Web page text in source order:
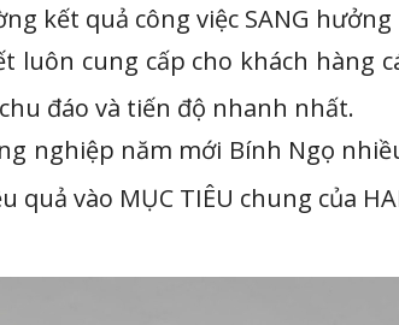
kết quả công việc SANG
luôn cung cấp cho khách
đáo và tiến độ nhanh nhất.
nghiệp năm mới Bính Ngọ
vào MỤC TIÊU chung của